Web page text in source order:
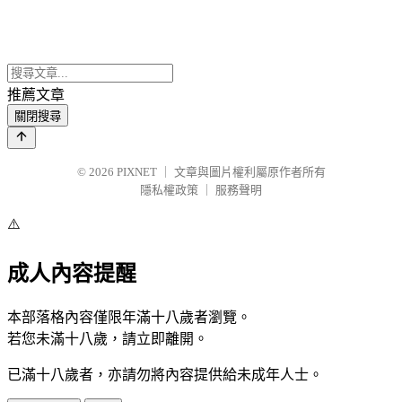
推薦文章
關閉搜尋
© 2026 PIXNET
文章與圖片權利屬原作者所有
隱私權政策
服務聲明
⚠️
成人內容提醒
本部落格內容僅限年滿十八歲者瀏覽。
若您未滿十八歲，請立即離開。
已滿十八歲者，亦請勿將內容提供給未成年人士。